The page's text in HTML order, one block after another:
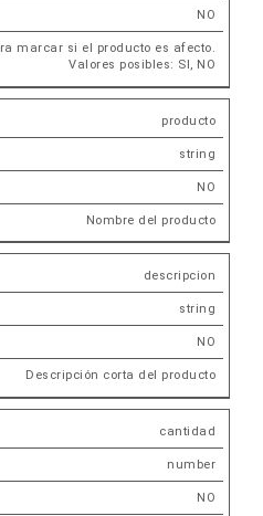
NO
marcar si el producto es afecto.
Valores posibles: SI, NO
producto
string
NO
Nombre del producto
descripcion
string
NO
Descripción corta del producto
cantidad
number
NO